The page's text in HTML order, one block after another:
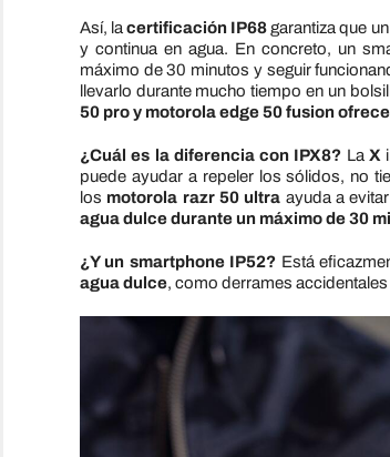
Así, lacertificación IP68garantiza que
y continua en agua. En concreto, un
máximo de 30 minutos y seguir
llevarlo durante mucho tiempo en un
50 pro y motorola edge 50 fusion
¿Cuál es la diferencia con IPX8? LaX
puede ayudar a repeler los sólidos, no
los motorola razr 50 ultra ayuda a
agua dulce durante un máximo de 30
¿Y un smartphone IP52? Está
agua dulce, como derrames